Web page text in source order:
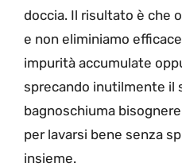
doccia. Il risultato è che
e non eliminiamo
impurità accumulate
sprecando inutilmente il
bagnoschiuma
per lavarsi bene senza
insieme.